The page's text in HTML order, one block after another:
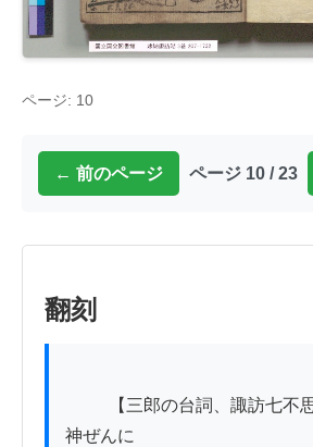
ページ: 10
← 前のページ ページ 10 / 23
翻刻
神ぜんに